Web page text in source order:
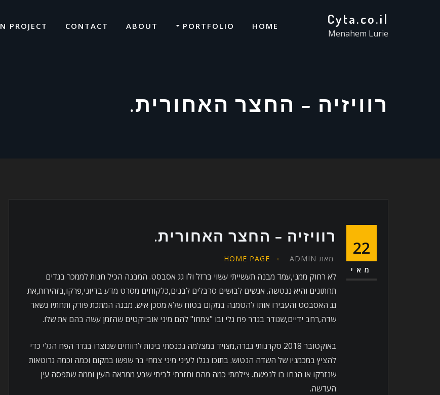
Cyta.co.il
Menahem Lurie
HOME
PORTFOLIO
ABOUT
CONTACT
PROJECT
רוויזיה – החצר האחורית.
22
מאי
רוויזיה – החצר האחורית.
מאת ADMIN
HOME PAGE
לא רחוק ממני,עמד מבנה תעשייתי עשוי ברזל ולו גג אסבסט. המבנה הכיל חנות לממכר בגדים
תחתונים והיא ננטשה. אנשים לבושים סרבלים לבנים,כלקוחים מסרט מדע בדיוני,פרקו,בזהירות,את
גג האסבסט והעבירו אותו להטמנה במקום בטוח שלא מסכן איש. מבנה המתכת פורק ותחתיו נשאר
שדה,רחב ידיים,שגודר בגדר פח גלי ובו "צמחו" להם מיני אובייקטים שהזמן עשה בהם את שלו.
באוקטובר 2018 סקרנותי גברה,מצויד במצלמה נכנסתי בינות לרווחים שנוצרו בגדר הפח הגלי כדי
להציץ במכמניו של השדה הנטוש. בתוכו נגלו לעיני מיני צמחי בר שפשו במקום וכמה וכמה גרוטאות
שנזרקו או הנחו בו לנפשם. צילמתי כמה מהם וחזרתי לביתי שבע ממראה העין וממה שתפסה עין
העדשה.